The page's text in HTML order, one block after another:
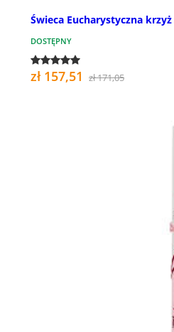
Świeca Eucharystyczna
DOSTĘPNY
zł 157,51 zł 171,05